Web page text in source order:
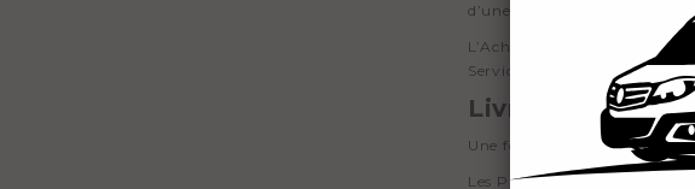
d’une prochaine commande
L’Acheteur peut refuser cet
Service Clients aux
Livraison et
Une fois la commande
Les Produits sont livrés par